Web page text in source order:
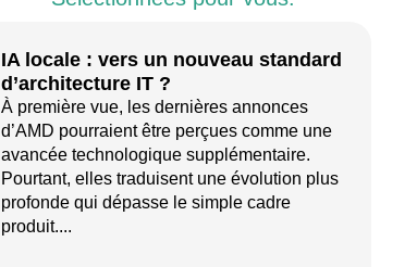
IA locale : vers un nouveau standard
d’architecture IT ?
À première vue, les dernières annonces
d’AMD pourraient être perçues comme une
avancée technologique supplémentaire.
Pourtant, elles traduisent une évolution plus
profonde qui dépasse le simple cadre
produit....